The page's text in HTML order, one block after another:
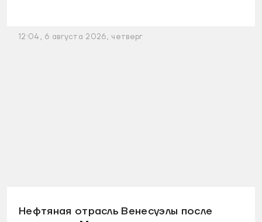
12:04, 6 августа 2026, четверг
Нефтяная отрасль Венесуэлы после